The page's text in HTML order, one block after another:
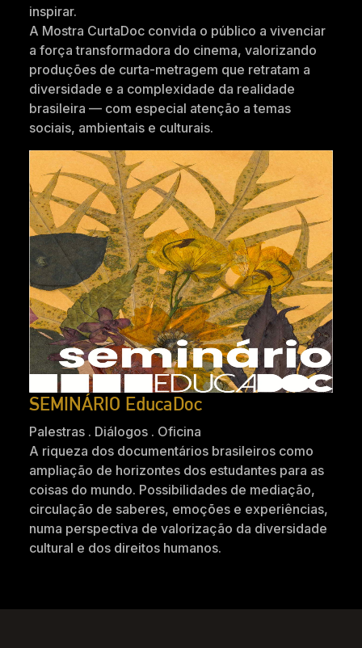
inspirar.
A Mostra CurtaDoc convida o público a vivenciar
a força transformadora do cinema, valorizando
produções de curta-metragem que retratam a
diversidade e a complexidade da realidade
brasileira — com especial atenção a temas
sociais, ambientais e culturais.
SEMINÁRIO EducaDoc
Palestras . Diálogos . Oficina
A riqueza dos documentários brasileiros como
ampliação de horizontes dos estudantes para as
coisas do mundo. Possibilidades de mediação,
circulação de saberes, emoções e experiências,
numa perspectiva de valorização da diversidade
cultural e dos direitos humanos.